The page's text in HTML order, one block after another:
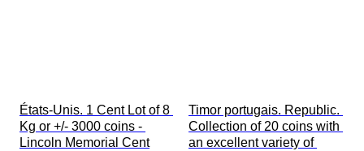
États-Unis. 1 Cent Lot of 8
Kg or +/- 3000 coins -
Lincoln Memorial Cent
Timor portugais. Republic.
Collection of 20 coins with
an excellent variety of